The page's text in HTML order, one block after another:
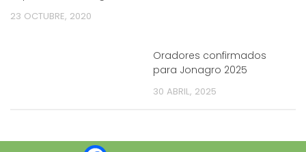
23 OCTUBRE, 2020
Oradores confirmados
para Jonagro 2025
30 ABRIL, 2025